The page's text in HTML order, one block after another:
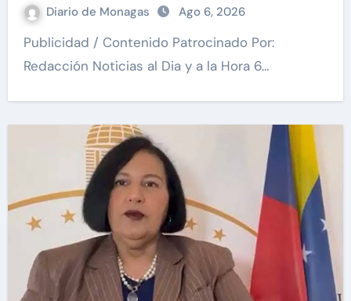
Diario de Monagas Ago 6, 2026
Publicidad / Contenido Patrocinado Por:
Redacción Noticias al Dia y a la Hora 6…